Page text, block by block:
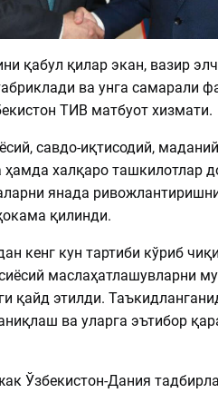
қабул қилар экан, вазир
ва унга самарали
ТИВ матбуот хизмати.
савдо-иқтисодий,
халқаро ташкилотлар
янада
қилинди.
кенг кун тартиби кўриб
маслаҳатлашувларни
қайд этилди.
ва уларга эътибор
Ўзбекистон-Дания